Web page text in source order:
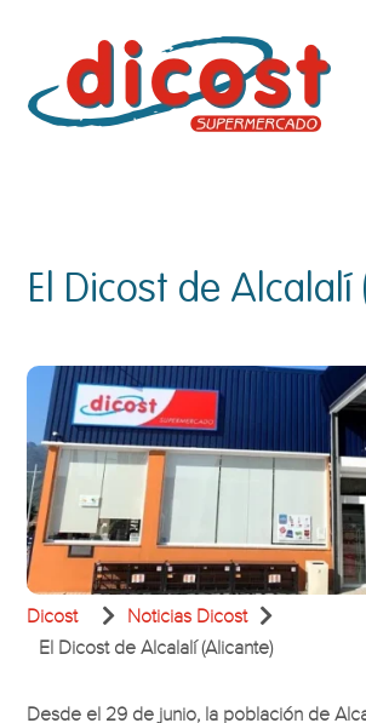
El Dicost de Alcalalí
Dicost  Noticias Dicost 
El Dicost de Alcalalí (Alicante)
Desde el 29 de junio, la población de